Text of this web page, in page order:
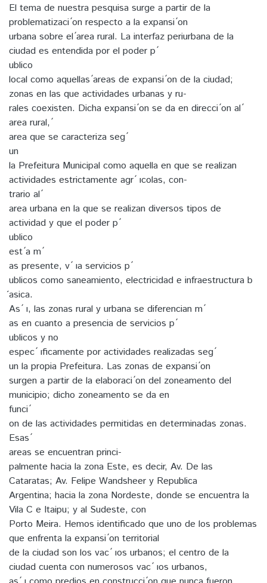
El tema de nuestra pesquisa surge a partir de la
problematizaci ́on respecto a la expansi ́on
urbana sobre el ́area rural. La interfaz periurbana de la
ciudad es entendida por el poder p ́
ublico
local como aquellas ́areas de expansi ́on de la ciudad;
zonas en las que actividades urbanas y ru-
rales coexisten. Dicha expansi ́on se da en direcci ́on al ́
area rural, ́
area que se caracteriza seg ́
un
la Prefeitura Municipal como aquella en que se realizan
actividades estrictamente agr ́ ıcolas, con-
trario al ́
area urbana en la que se realizan diversos tipos de
actividad y que el poder p ́
ublico
est ́a m ́
as presente, v ́ ıa servicios p ́
ublicos como saneamiento, electricidad e infraestructura b
́asica.
As ́ ı, las zonas rural y urbana se diferencian m ́
as en cuanto a presencia de servicios p ́
ublicos y no
espec ́ ıficamente por actividades realizadas seg ́
un la propia Prefeitura. Las zonas de expansi ́on
surgen a partir de la elaboraci ́on del zoneamento del
municipio; dicho zoneamento se da en
funci ́
on de las actividades permitidas en determinadas zonas.
Esas ́
areas se encuentran princi-
palmente hacia la zona Este, es decir, Av. De las
Cataratas; Av. Felipe Wandsheer y Republica
Argentina; hacia la zona Nordeste, donde se encuentra la
Vila C e Itaipu; y al Sudeste, con
Porto Meira. Hemos identificado que uno de los problemas
que enfrenta la expansi ́on territorial
de la ciudad son los vac ́ ıos urbanos; el centro de la
ciudad cuenta con numerosos vac ́ ıos urbanos,